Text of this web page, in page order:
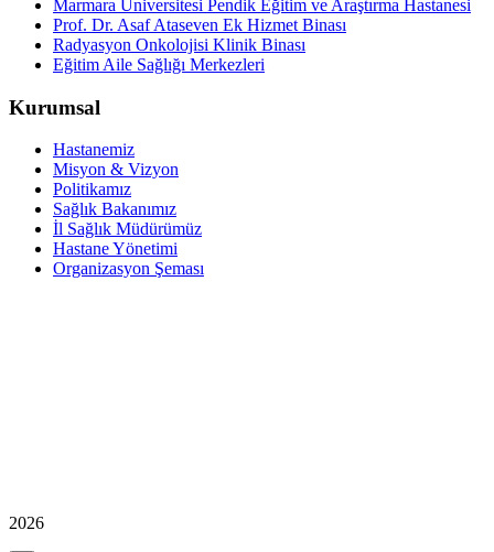
Marmara Üniversitesi Pendik Eğitim ve Araştırma Hastanesi
Prof. Dr. Asaf Ataseven Ek Hizmet Binası
Radyasyon Onkolojisi Klinik Binası
Eğitim Aile Sağlığı Merkezleri
Kurumsal
Hastanemiz
Misyon & Vizyon
Politikamız
Sağlık Bakanımız
İl Sağlık Müdürümüz
Hastane Yönetimi
Organizasyon Şeması
2026